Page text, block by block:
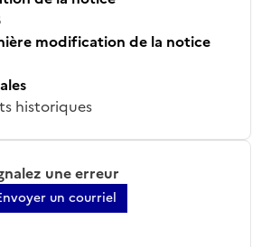
modification de la notice
historiques
une erreur
un courriel